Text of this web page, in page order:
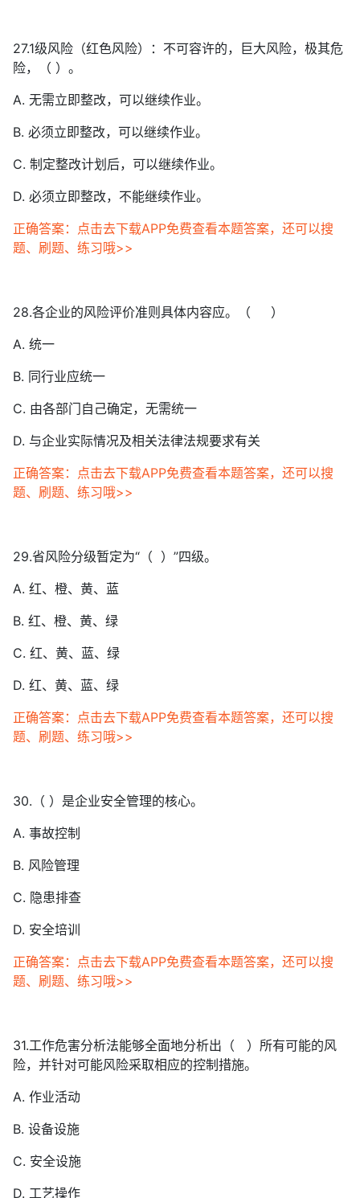
27.1级风险（红色风险）：不可容许的，巨大风险，极其危
险，（ ）。
A. 无需立即整改，可以继续作业。
B. 必须立即整改，可以继续作业。
C. 制定整改计划后，可以继续作业。
D. 必须立即整改，不能继续作业。
正确答案：点击去下载APP免费查看本题答案，还可以搜
题、刷题、练习哦>>
28.各企业的风险评价准则具体内容应。（ ）
A. 统一
B. 同行业应统一
C. 由各部门自己确定，无需统一
D. 与企业实际情况及相关法律法规要求有关
正确答案：点击去下载APP免费查看本题答案，还可以搜
题、刷题、练习哦>>
29.省风险分级暂定为“（ ）”四级。
A. 红、橙、黄、蓝
B. 红、橙、黄、绿
C. 红、黄、蓝、绿
D. 红、黄、蓝、绿
正确答案：点击去下载APP免费查看本题答案，还可以搜
题、刷题、练习哦>>
30.（ ）是企业安全管理的核心。
A. 事故控制
B. 风险管理
C. 隐患排查
D. 安全培训
正确答案：点击去下载APP免费查看本题答案，还可以搜
题、刷题、练习哦>>
31.工作危害分析法能够全面地分析出（ ）所有可能的风
险，并针对可能风险采取相应的控制措施。
A. 作业活动
B. 设备设施
C. 安全设施
D. 工艺操作